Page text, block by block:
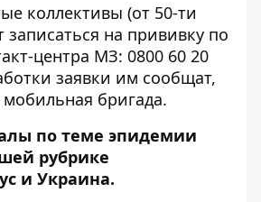
коллективы (от 50-ти
записаться на прививку по
центра МЗ: 0800 60 20
заявки им сообщат,
мобильная бригада.
по теме эпидемии
рубрике
и Украина.